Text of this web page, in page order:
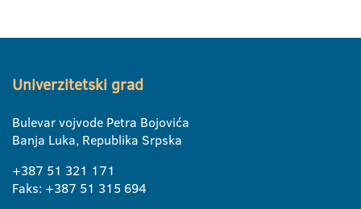
Univerzitetski grad
Bulevar vojvode Petra Bojovića
Banja Luka, Republika Srpska
+387 51 321 171
Faks: +387 51 315 694